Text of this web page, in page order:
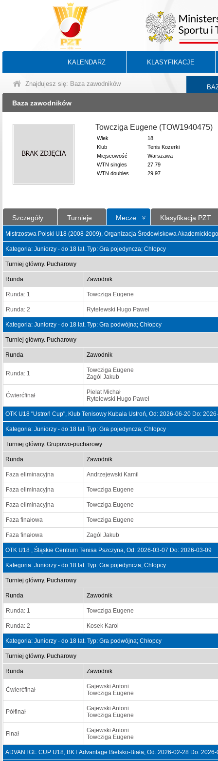
KALENDARZ KLASYFIKACJE
Znajdujesz się: Baza zawodników
Baza zawodników
Towcziga Eugene (TOW1940475)
Wiek
18
Klub
Tenis Kozerki
Miejscowość
Warszawa
WTN singles
27,79
WTN doubles
29,97
Szczegóły Turnieje Mecze Klasyfikacja PZT
Mistrzostwa Polski U18 (2008-2009), Organizacja Środowiskowa
Kategoria: Juniorzy - do 18 lat. Typ: Gra pojedyncza; Chłopcy
Turniej główny. Pucharowy
Runda Zawodnik
Runda: 1 Towcziga Eugene
Runda: 2 Rytelewski Hugo Pawel
Kategoria: Juniorzy - do 18 lat. Typ: Gra podwójna; Chłopcy
Turniej główny. Pucharowy
Runda Zawodnik
Runda: 1
Towcziga Eugene
Zagól Jakub
Ćwierćfinał
Pielat Michał
Rytelewski Hugo Pawel
OTK U18 "Ustroń Cup", Klub Tenisowy Kubala Ustroń, Od: 2026-06-20 Do:
Kategoria: Juniorzy - do 18 lat. Typ: Gra pojedyncza; Chłopcy
Turniej główny. Grupowo-pucharowy
Runda Zawodnik
Faza eliminacyjna Andrzejewski Kamil
Faza eliminacyjna Towcziga Eugene
Faza eliminacyjna Towcziga Eugene
Faza finałowa Towcziga Eugene
Faza finałowa Zagól Jakub
OTK U18 , Śląskie Centrum Tenisa Pszczyna, Od: 2026-03-07 Do: 2026-03-09
Kategoria: Juniorzy - do 18 lat. Typ: Gra pojedyncza; Chłopcy
Turniej główny. Pucharowy
Runda Zawodnik
Runda: 1 Towcziga Eugene
Runda: 2 Kosek Karol
Kategoria: Juniorzy - do 18 lat. Typ: Gra podwójna; Chłopcy
Turniej główny. Pucharowy
Runda Zawodnik
Ćwierćfinał
Gajewski Antoni
Towcziga Eugene
Półfinał
Gajewski Antoni
Towcziga Eugene
Finał
Gajewski Antoni
Towcziga Eugene
ADVANTGE CUP U18, BKT Advantage Bielsko-Biała, Od: 2026-02-28 Do: